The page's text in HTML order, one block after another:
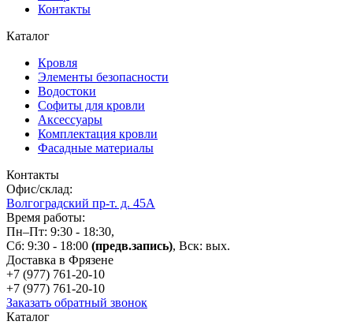
Контакты
Каталог
Кровля
Элементы безопасности
Водостоки
Софиты для кровли
Аксессуары
Комплектация кровли
Фасадные материалы
Контакты
Офис/склад:
Волгоградский пр-т. д. 45А
Время работы:
Пн–Пт: 9:30 - 18:30,
Сб: 9:30 - 18:00 (предв.запись), Вск: вых.
Доставка в Фрязене
+7 (977) 761-20-10
+7 (977) 761-20-10
Заказать обратный звонок
Каталог